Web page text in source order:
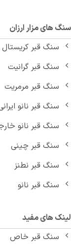
های مزار ارزان
سنگ قبر کریستال
سنگ قبر گرانیت
سنگ قبر مرمریت
سنگ قبر نانو ایرانی
سنگ قبر نانو خارجی
سنگ قبر چینی
سنگ قبر نطنز
سنگ قبر نانو
های مفید
سنگ قبر خاص